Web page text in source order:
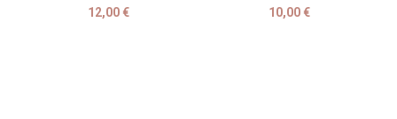
12,00 € 10,00 €